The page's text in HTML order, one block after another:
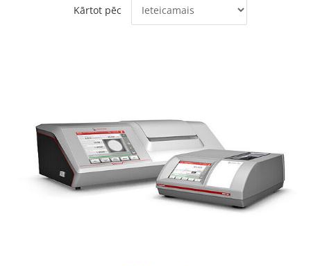
Kārtot pēc